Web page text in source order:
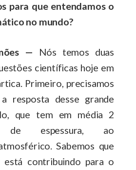
para que entendamos o
no mundo?
—
Nós temos duas
científicas hoje em
Primeiro, precisamos
resposta desse grande
que tem em média 2
de espessura, ao
Sabemos que
está contribuindo para o